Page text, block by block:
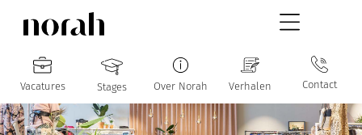
Vacatures Stages Over Norah Verhalen Contact